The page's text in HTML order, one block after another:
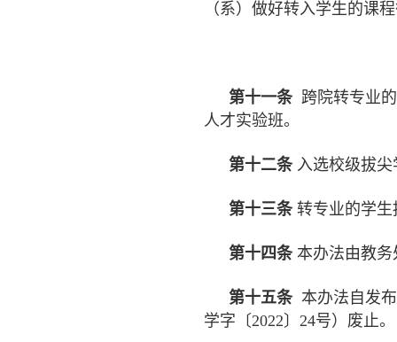
（系）做好转入学生的课
第十一条 跨院转专业
人才实验班。
第十二条 入选校级拔
第十三条 转专业的学
第十四条 本办法由教
第十五条 本办法自发
学字〔2022〕24号）废止。